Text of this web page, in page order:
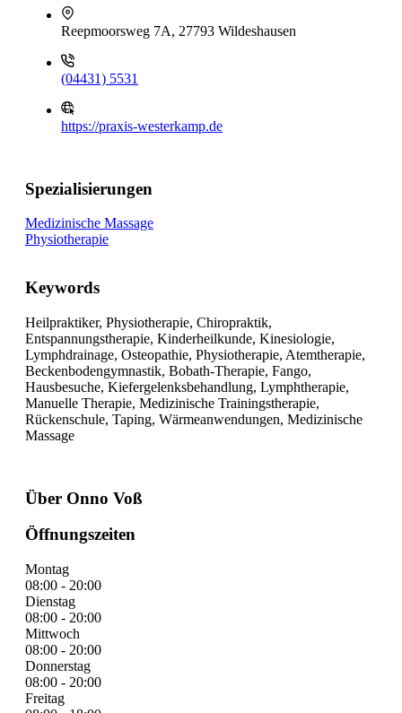
Reepmoorsweg 7A, 27793 Wildeshausen
(04431) 5531
https://praxis-westerkamp.de
Spezialisierungen
Medizinische Massage
Physiotherapie
Keywords
Heilpraktiker, Physiotherapie, Chiropraktik,
Entspannungstherapie, Kinderheilkunde, Kinesiologie,
Lymphdrainage, Osteopathie, Physiotherapie, Atemtherapie,
Beckenbodengymnastik, Bobath-Therapie, Fango,
Hausbesuche, Kiefergelenksbehandlung, Lymphtherapie,
Manuelle Therapie, Medizinische Trainingstherapie,
Rückenschule, Taping, Wärmeanwendungen, Medizinische
Massage
Über Onno Voß
Öffnungszeiten
Montag
08:00 - 20:00
Dienstag
08:00 - 20:00
Mittwoch
08:00 - 20:00
Donnerstag
08:00 - 20:00
Freitag